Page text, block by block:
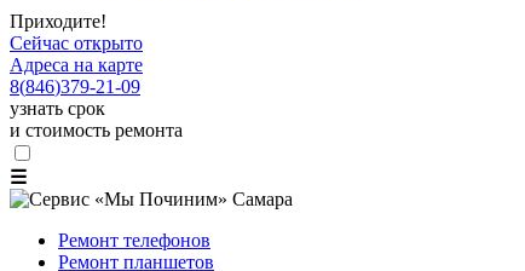
Приходите!
Сейчас открыто
Адреса на карте
8(846)379-21-09
узнать срок
и стоимость ремонта
☰
Ремонт телефонов
Ремонт планшетов